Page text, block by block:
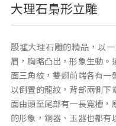
大理石梟形立雕
殷墟大理石雕的精品，以
眉，胸略凸出，形象生動
面三角紋，雙翅前端各有
以倒置的龍紋，背部兩側下
面由頭至尾部有一長寬槽
的形象，銅器、玉器也都